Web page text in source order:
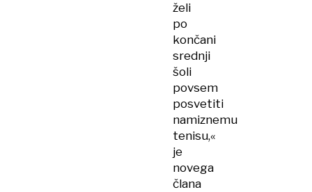
želi
po
končani
srednji
šoli
povsem
posvetiti
namiznemu
tenisu,«
je
novega
člana